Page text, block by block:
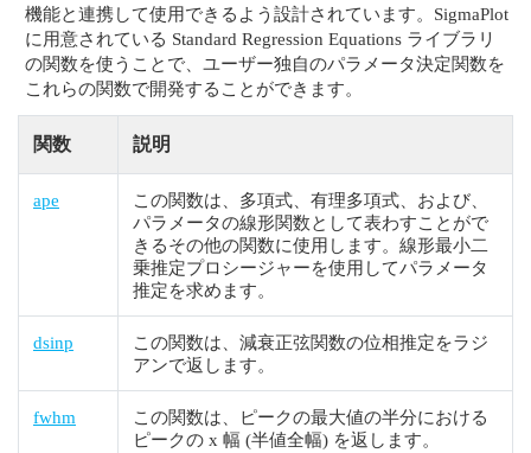
機能と連携して使用できるよう設計されています。SigmaPlot
に用意されている Standard Regression Equations ライブラリ
の関数を使うことで、ユーザー独自のパラメータ決定関数を
これらの関数で開発することができます。
関数 説明
ape
この関数は、多項式、有理多項式、および、
パラメータの線形関数として表わすことがで
きるその他の関数に使用します。線形最小二
乗推定プロシージャーを使用してパラメータ
推定を求めます。
dsinp
この関数は、減衰正弦関数の位相推定をラジ
アンで返します。
fwhm
この関数は、ピークの最大値の半分における
ピークの x 幅 (半値全幅) を返します。